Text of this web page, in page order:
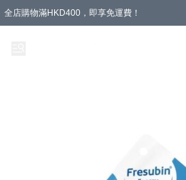
全店購物滿HKD400，即享免運費！